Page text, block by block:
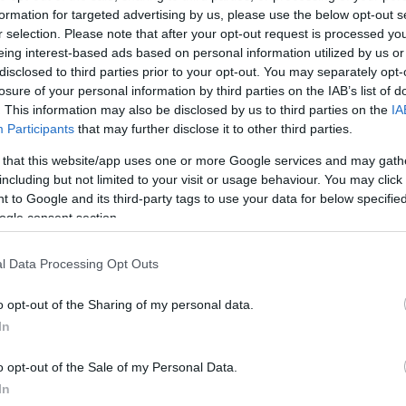
for targeted advertising by us, please use the below opt-out
selection. Please note that after your opt-out request is processed
interest-based ads based on personal information utilized by us
to third parties prior to your opt-out. You may separately
of your personal information by third parties on the IAB’s list of
This information may also be disclosed by us to third parties on the
Participants that may further disclose it to other third parties.
that this website/app uses one or more Google services and may
but not limited to your visit or usage behaviour. You may
to Google and its third-party tags to use your data for below
consent section.
Data Processing Opt Outs
opt-out of the Sharing of my personal data.
opt-out of the Sale of my Personal Data.
τη δυνατότητα να γνωρίζουμε σε πραγματικό
δεδομένα , κρίσιμες πληροφορίες για την
τη θέση σκαφών, αλιευτικών και μη,
ρύπανσης. Έτσι, η τεχνολογία και τα
το πλαίσιο προστασίας του θαλάσσιου
την κατανόησή μας για τις θάλασσές μας,
στοιχείο της ταυτότητάς μας».
συμφώνησαν να ενισχύσουν τη συνεργασία τους
και να προχωρήσουν στη σύσταση ομάδας για την
ο κ. Παπασταύρου χαρακτήρισε ως «ελληνο-γαλλικό
προστασίας της Μεσογείου και του οικοσυστήματός
το πλαίσιο αναθεώρησης του ETS και η